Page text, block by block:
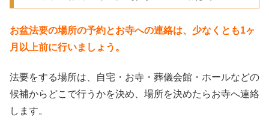
お盆法要の場所の予約とお寺への連絡は、少なくとも1ヶ
月以上前に行いましょう。
法要をする場所は、自宅・お寺・葬儀会館・ホールなどの
候補からどこで行うかを決め、場所を決めたらお寺へ連絡
します。